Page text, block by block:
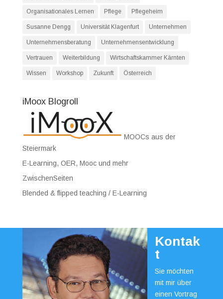
Organisationales Lernen Pflege Pflegeheim
Susanne Dengg Universität Klagenfurt Unternehmen
Unternehmensberatung Unternehmensentwicklung
Vertrauen Weiterbildung Wirtschaftskammer Kärnten
Wissen Workshop Zukunft Österreich
iMoox Blogroll
MOOCs aus der
Steiermark
E-Learning, OER, Mooc und mehr
ZwischenSeiten
Blended & flipped teaching / E-Learning
Kontak
t
Sie möchten
mit mir über
einen Vortrag